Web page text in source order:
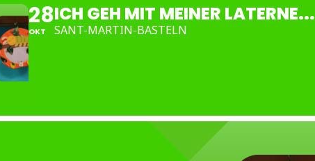
28
OKT
ICH GEH MIT MEINER LATERNE...
SANT-MARTIN-BASTELN